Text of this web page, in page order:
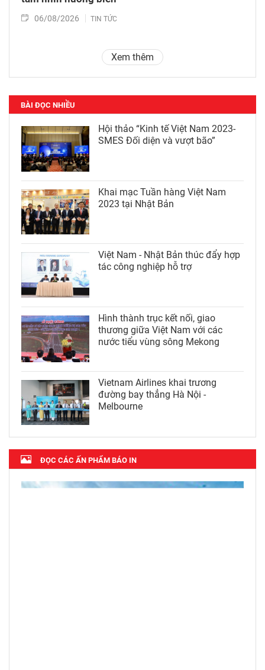
06/08/2026 TIN TỨC
Xem thêm
BÀI ĐỌC NHIỀU
Hội thảo “Kinh tế Việt Nam 2023-
SMES Đối diện và vượt bão”
Khai mạc Tuần hàng Việt Nam
2023 tại Nhật Bản
Việt Nam - Nhật Bản thúc đẩy hợp
tác công nghiệp hỗ trợ
Hình thành trục kết nối, giao
thương giữa Việt Nam với các
nước tiểu vùng sông Mekong
Vietnam Airlines khai trương
đường bay thẳng Hà Nội -
Melbourne
ĐỌC CÁC ẤN PHẨM BÁO IN